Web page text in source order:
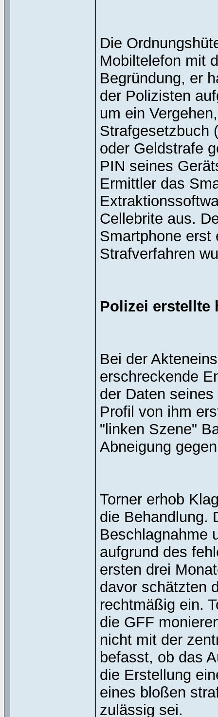
Die
Mobiltelefon mit
Begründung, er
der Polizisten
um ein
Strafgesetzbuch
oder Geldstrafe
PIN seines
Ermittler das
Cellebrite aus.
Smartphone erst
Strafverfahren
Polizei erstellte
Bei der
erschreckende
der Daten
Profil von ihm
"linken Szene"
Abneigung
Torner erhob
die Behandlung.
Beschlagnahme
aufgrund des
ersten drei
davor schätzten
rechtmäßig ein.
die GFF
nicht mit der
befasst, ob das
die Erstellung
eines bloßen
zulässig sei.